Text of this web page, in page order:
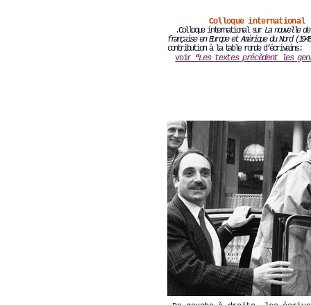
Colloque international
.Colloque international surLa nouvelle de
française en Europe et Amérique du Nord
contribution à la table ronde d’écrivains:
voir “Les textes précèdent les